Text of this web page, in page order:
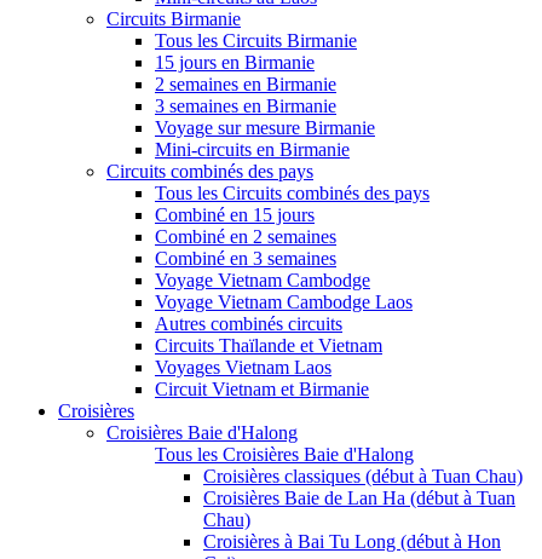
Circuits Birmanie
Tous les Circuits Birmanie
15 jours en Birmanie
2 semaines en Birmanie
3 semaines en Birmanie
Voyage sur mesure Birmanie
Mini-circuits en Birmanie
Circuits combinés des pays
Tous les Circuits combinés des pays
Combiné en 15 jours
Combiné en 2 semaines
Combiné en 3 semaines
Voyage Vietnam Cambodge
Voyage Vietnam Cambodge Laos
Autres combinés circuits
Circuits Thaïlande et Vietnam
Voyages Vietnam Laos
Circuit Vietnam et Birmanie
Croisières
Croisières Baie d'Halong
Tous les Croisières Baie d'Halong
Croisières classiques (début à Tuan Chau)
Croisières Baie de Lan Ha (début à Tuan
Chau)
Croisières à Bai Tu Long (début à Hon